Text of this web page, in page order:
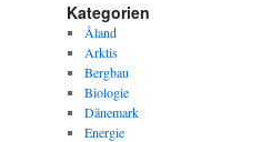
Kategorien
Åland
Arktis
Bergbau
Biologie
Dänemark
Energie